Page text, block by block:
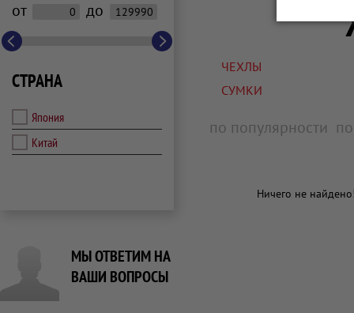
от до
СТРАНА
Япония
Китай
МЫ ОТВЕТИМ НА
ВАШИ ВОПРОСЫ
ЧЕХЛЫ
СУМКИ
по популярности
Ничего не